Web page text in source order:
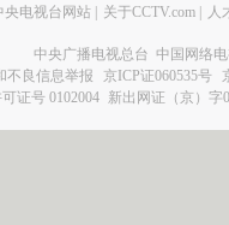
央电视台网站 关于CCTV.com 人
中央广播电视总台 中国网络
不良信息举报
京ICP证060535号
证号 0102004 新出网证（京）